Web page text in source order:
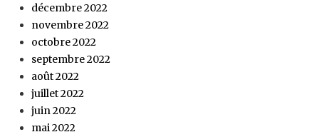
décembre 2022
novembre 2022
octobre 2022
septembre 2022
août 2022
juillet 2022
juin 2022
mai 2022